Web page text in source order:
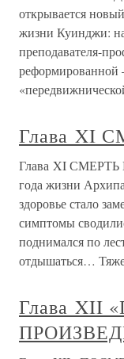
открывается
жизни Куинджи:
преподавателя-
реформированной
Глава XI
Глава XI СМЕРТЬ
года жизни
здоровье стало
симптомы
поднимался по
отдышаться…
Глава XII